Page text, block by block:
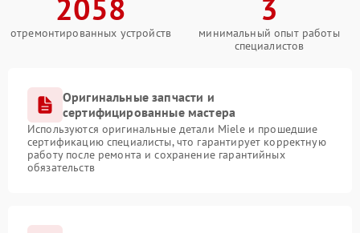
2058
отремонтированных устройств
3
минимальный опыт работы
специалистов
Оригинальные запчасти и
сертифицированные мастера
Используются оригинальные детали Miele и прошедшие
сертификацию специалисты, что гарантирует корректную
работу после ремонта и сохранение гарантийных
обязательств